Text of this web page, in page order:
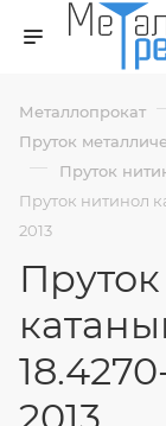
Металлопрокат
Пруток
— Пруток
Пруток нитинол
2013